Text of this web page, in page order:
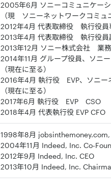
2005年6月 ソニーコミュニケー
（現 ソニーネットワークコミ
2012年4月 代表取締役 執行役員
2013年4月 代表取締役 執行役
2013年12月 ソニー株式会社 業
2014年11月 グループ役員、ソニ
（現在に至る）
2016年4月 執行役 EVP、ソニー
（現在に至る）
2017年6月 執行役 EVP CSO （
2018年4月 代表執行役 EVP CFO
1998年8月
2004年11月 Indeed, Inc. Co-
2012年9月 Indeed, Inc. CEO
2013年10月 Indeed, Inc.